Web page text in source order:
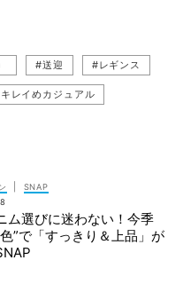
#送迎 #レギンス
レイめカジュアル
（ル フィル）
#23区 #春アウター
SNAP
ム選びに迷わない！今季
”で「すっきり＆上品」が